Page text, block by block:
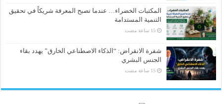
المكتبات الخضراء… عندما تصبح المعرفة شريكاً في تحقيق
التنمية المستدامة
شفرة الانقراض: “الذكاء الاصطناعي الخارق” يهدد بقاء
الجنس البشري